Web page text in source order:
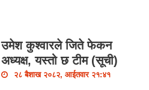
उमेश कुश्वारले जिते फेकन
अध्यक्ष, यस्तो छ टीम (सूची)
२८ बैशाख २०८२, आईतवार २१:४१